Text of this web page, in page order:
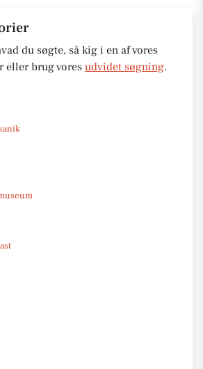
du søgte, så kig i en af vores
eller brug vores udvidet søgning.